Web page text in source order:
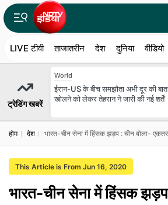
LIVE टीवी ताजातरीन देश दुनिया वीडियो
ट्रेडिंग खबरें
World
ईरान-US के बीच समझौता अभी दूर की
खोलने को लेकर तेहरान ने जारी की नई शर्तें
होम देश भारत-चीन सेना में हिंसक झड़प : चीन बोला-
This Article is From Jun 16, 2020
भारत-चीन सेना में हिंसक झड़प